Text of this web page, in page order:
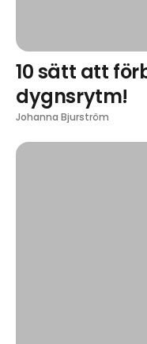
10 sätt att
dygnsrytm!
Johanna Bjurström